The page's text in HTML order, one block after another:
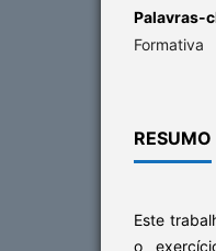
Palavras-
Formativa
RESUMO
Este
o